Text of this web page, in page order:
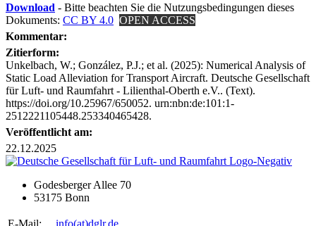
Download - Bitte beachten Sie die Nutzungsbedingungen dieses
Dokuments: CC BY 4.0 OPEN ACCESS
Kommentar:
Zitierform:
Unkelbach, W.; González, P.J.; et al. (2025): Numerical Analysis of
Static Load Alleviation for Transport Aircraft. Deutsche Gesellschaft
für Luft- und Raumfahrt - Lilienthal-Oberth e.V.. (Text).
https://doi.org/10.25967/650052. urn:nbn:de:101:1-
2512221105448.253340465428.
Veröffentlicht am:
22.12.2025
Godesberger Allee 70
53175 Bonn
E-Mail: info(at)dglr.de